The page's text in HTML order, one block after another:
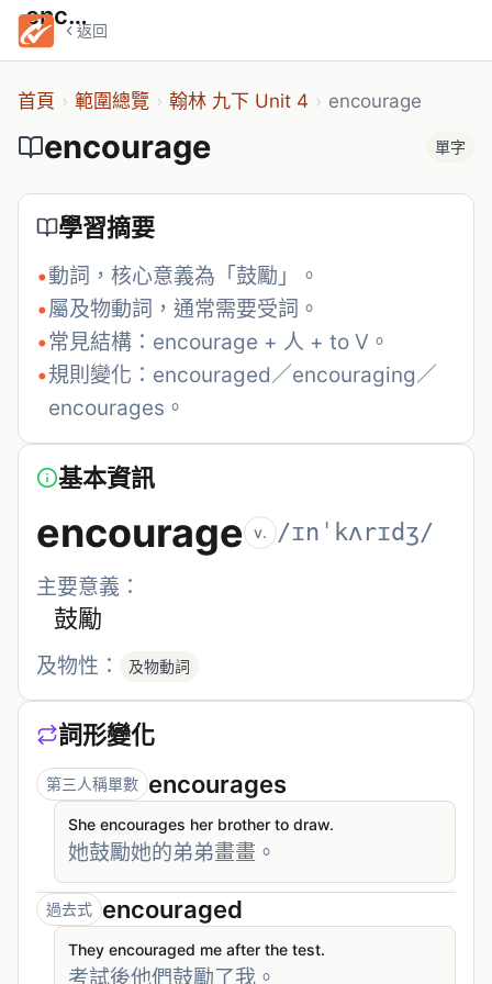
返回
encourage
首頁 › 範圍總覽 › 翰林 九下 Unit 4 › encourage
encourage 單字
學習摘要
•動詞，核心意義為「鼓勵」。
•屬及物動詞，通常需要受詞。
•常見結構：encourage + 人 + to V。
•規則變化：encouraged／encouraging／
encourages。
基本資訊
encourage v. /ɪnˈkʌrɪdʒ/
主要意義：
鼓勵
及物性： 及物動詞
詞形變化
第三人稱單數 encourages
She encourages her brother to draw.
她鼓勵她的弟弟畫畫。
過去式 encouraged
They encouraged me after the test.
考試後他們鼓勵了我。